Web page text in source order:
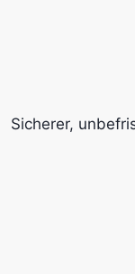
Sicherer,